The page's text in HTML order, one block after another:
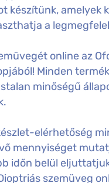
készítünk, amelyek
a
online az
Minden
minőségű
elérhetőség
mennyiséget
időn belül
szemüveg